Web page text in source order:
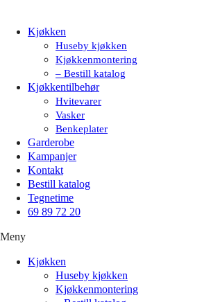
Kjøkken
Huseby kjøkken
Kjøkkenmontering
– Bestill katalog
Kjøkkentilbehør
Hvitevarer
Vasker
Benkeplater
Garderobe
Kampanjer
Kontakt
Bestill katalog
Tegnetime
69 89 72 20
Meny
Kjøkken
Huseby kjøkken
Kjøkkenmontering